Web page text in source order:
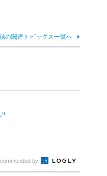
の関連トピックス一覧へ
!!
by